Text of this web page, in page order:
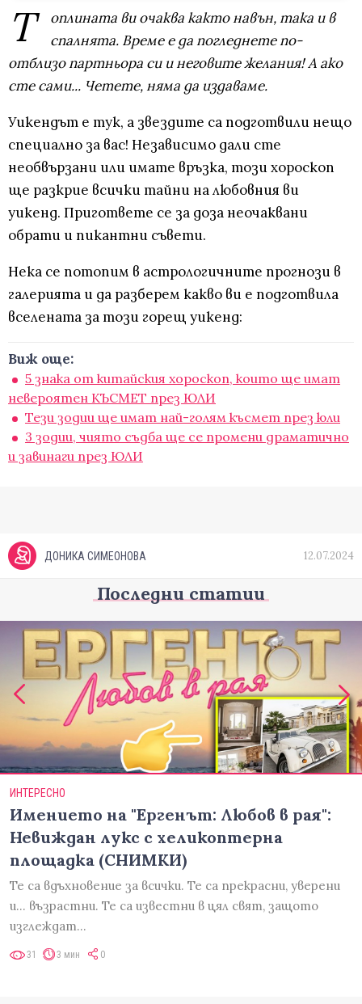
Т
оплината ви очаква както навън, така и в
спалнята. Време е да погледнете по-
отблизо партньора си и неговите желания! А ако
сте сами... Четете, няма да издаваме.
Уикендът е тук, а звездите са подготвили нещо
специално за вас! Независимо дали сте
необвързани или имате връзка, този хороскоп
ще разкрие всички тайни на любовния ви
уикенд. Пригответе се за доза неочаквани
обрати и пикантни съвети.
Нека се потопим в астрологичните прогнози в
галерията и да разберем какво ви е подготвила
вселената за този горещ уикенд:
Виж още:
5 знака от китайския хороскоп, които ще имат
невероятен КЪСМЕТ през ЮЛИ
Тези зодии ще имат най-голям късмет през юли
3 зодии, чиято съдба ще се промени драматично
и завинаги през ЮЛИ
ДОНИКА СИМЕОНОВА 12.07.2024
Последни статии
ИНТЕРЕСНО
Имението на "Ергенът: Любов в рая":
Невиждан лукс с хеликоптерна
площадка (СНИМКИ)
Те са вдъхновение за всички. Те са прекрасни, уверени
и... възрастни. Те са известни в цял свят, защото
изглеждат…
31 3 мин 0